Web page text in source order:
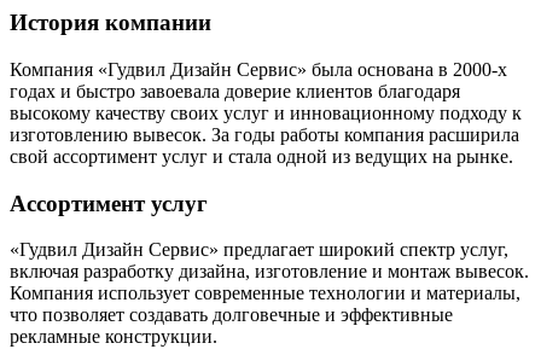
История компании
Компания «Гудвил Дизайн Сервис» была основана в 2000-х
годах и быстро завоевала доверие клиентов благодаря
высокому качеству своих услуг и инновационному подходу к
изготовлению вывесок. За годы работы компания расширила
свой ассортимент услуг и стала одной из ведущих на рынке.
Ассортимент услуг
«Гудвил Дизайн Сервис» предлагает широкий спектр услуг,
включая разработку дизайна, изготовление и монтаж вывесок.
Компания использует современные технологии и материалы,
что позволяет создавать долговечные и эффективные
рекламные конструкции.